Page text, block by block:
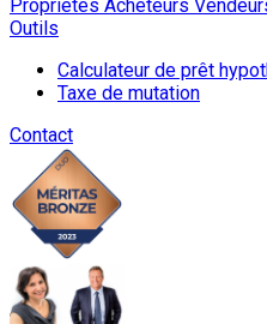
Proprietes Acheteurs
Outils
Calculateur de prêt
Taxe de mutation
Contact